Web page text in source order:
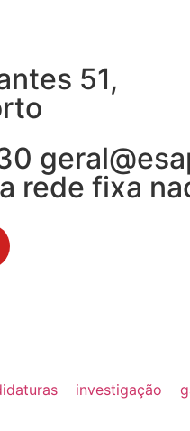
51,
rede fixa
investigação